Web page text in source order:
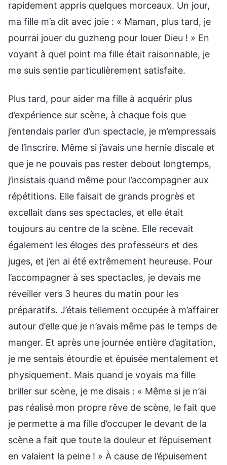
rapidement appris quelques morceaux. Un jour,
ma fille m’a dit avec joie : « Maman, plus tard, je
pourrai jouer du guzheng pour louer Dieu ! » En
voyant à quel point ma fille était raisonnable, je
me suis sentie particulièrement satisfaite.
Plus tard, pour aider ma fille à acquérir plus
d’expérience sur scène, à chaque fois que
j’entendais parler d’un spectacle, je m’empressais
de l’inscrire. Même si j’avais une hernie discale et
que je ne pouvais pas rester debout longtemps,
j’insistais quand même pour l’accompagner aux
répétitions. Elle faisait de grands progrès et
excellait dans ses spectacles, et elle était
toujours au centre de la scène. Elle recevait
également les éloges des professeurs et des
juges, et j’en ai été extrêmement heureuse. Pour
l’accompagner à ses spectacles, je devais me
réveiller vers 3 heures du matin pour les
préparatifs. J’étais tellement occupée à m’affairer
autour d’elle que je n’avais même pas le temps de
manger. Et après une journée entière d’agitation,
je me sentais étourdie et épuisée mentalement et
physiquement. Mais quand je voyais ma fille
briller sur scène, je me disais : « Même si je n’ai
pas réalisé mon propre rêve de scène, le fait que
je permette à ma fille d’occuper le devant de la
scène a fait que toute la douleur et l’épuisement
en valaient la peine ! » À cause de l’épuisement